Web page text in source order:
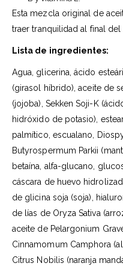
Esta mezcla original de
traer tranquilidad al final del
Lista de ingredientes:
Agua, glicerina, ácido
(girasol híbrido), aceite de
(jojoba), Sekken Soji-K
hidróxido de potasio),
palmítico, escualano,
Butyrospermum Parkii
betaína, alfa-glucano,
cáscara de huevo
de glicina soja (soja),
de lías de Oryza Sativa
aceite de Pelargonium
Cinnamomum Camphora
Citrus Nobilis (naranja